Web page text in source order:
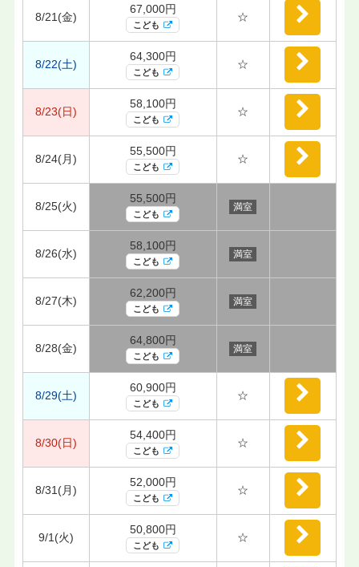
8/21(金)
67,000円
こども
☆
8/22(土)
64,300円
こども
☆
8/23(日)
58,100円
こども
☆
8/24(月)
55,500円
こども
☆
8/25(火)
55,500円
こども
満室
8/26(水)
58,100円
こども
満室
8/27(木)
62,200円
こども
満室
8/28(金)
64,800円
こども
満室
8/29(土)
60,900円
こども
☆
8/30(日)
54,400円
こども
☆
8/31(月)
52,000円
こども
☆
9/1(火)
50,800円
こども
☆